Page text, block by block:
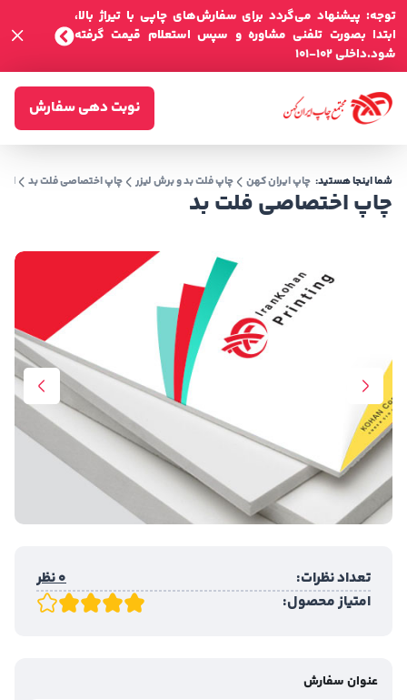
توجه: پیشنهاد می‌گردد برای سفارش‌های چاپی با تیراژ بالا،
ابتدا بصورت تلفنی مشاوره و سپس استعلام قیمت گرفته
شود.داخلی 102-101
نوبت دهی سفارش
چاپ اختصاصی فلت بد
شما اینجا هستید: چاپ ایران کهن چاپ فلت بد و برش لیزر چاپ اختصاصی فلت بد
تعداد نظرات:
0 نظر
امتیاز محصول:
عنوان سفارش